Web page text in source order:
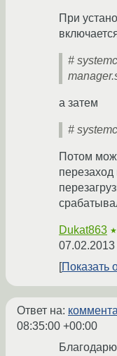
При
#
а затем
#
Потом
Dukat863 ★
Показать
Ответ на:
08:35:00 +00:00